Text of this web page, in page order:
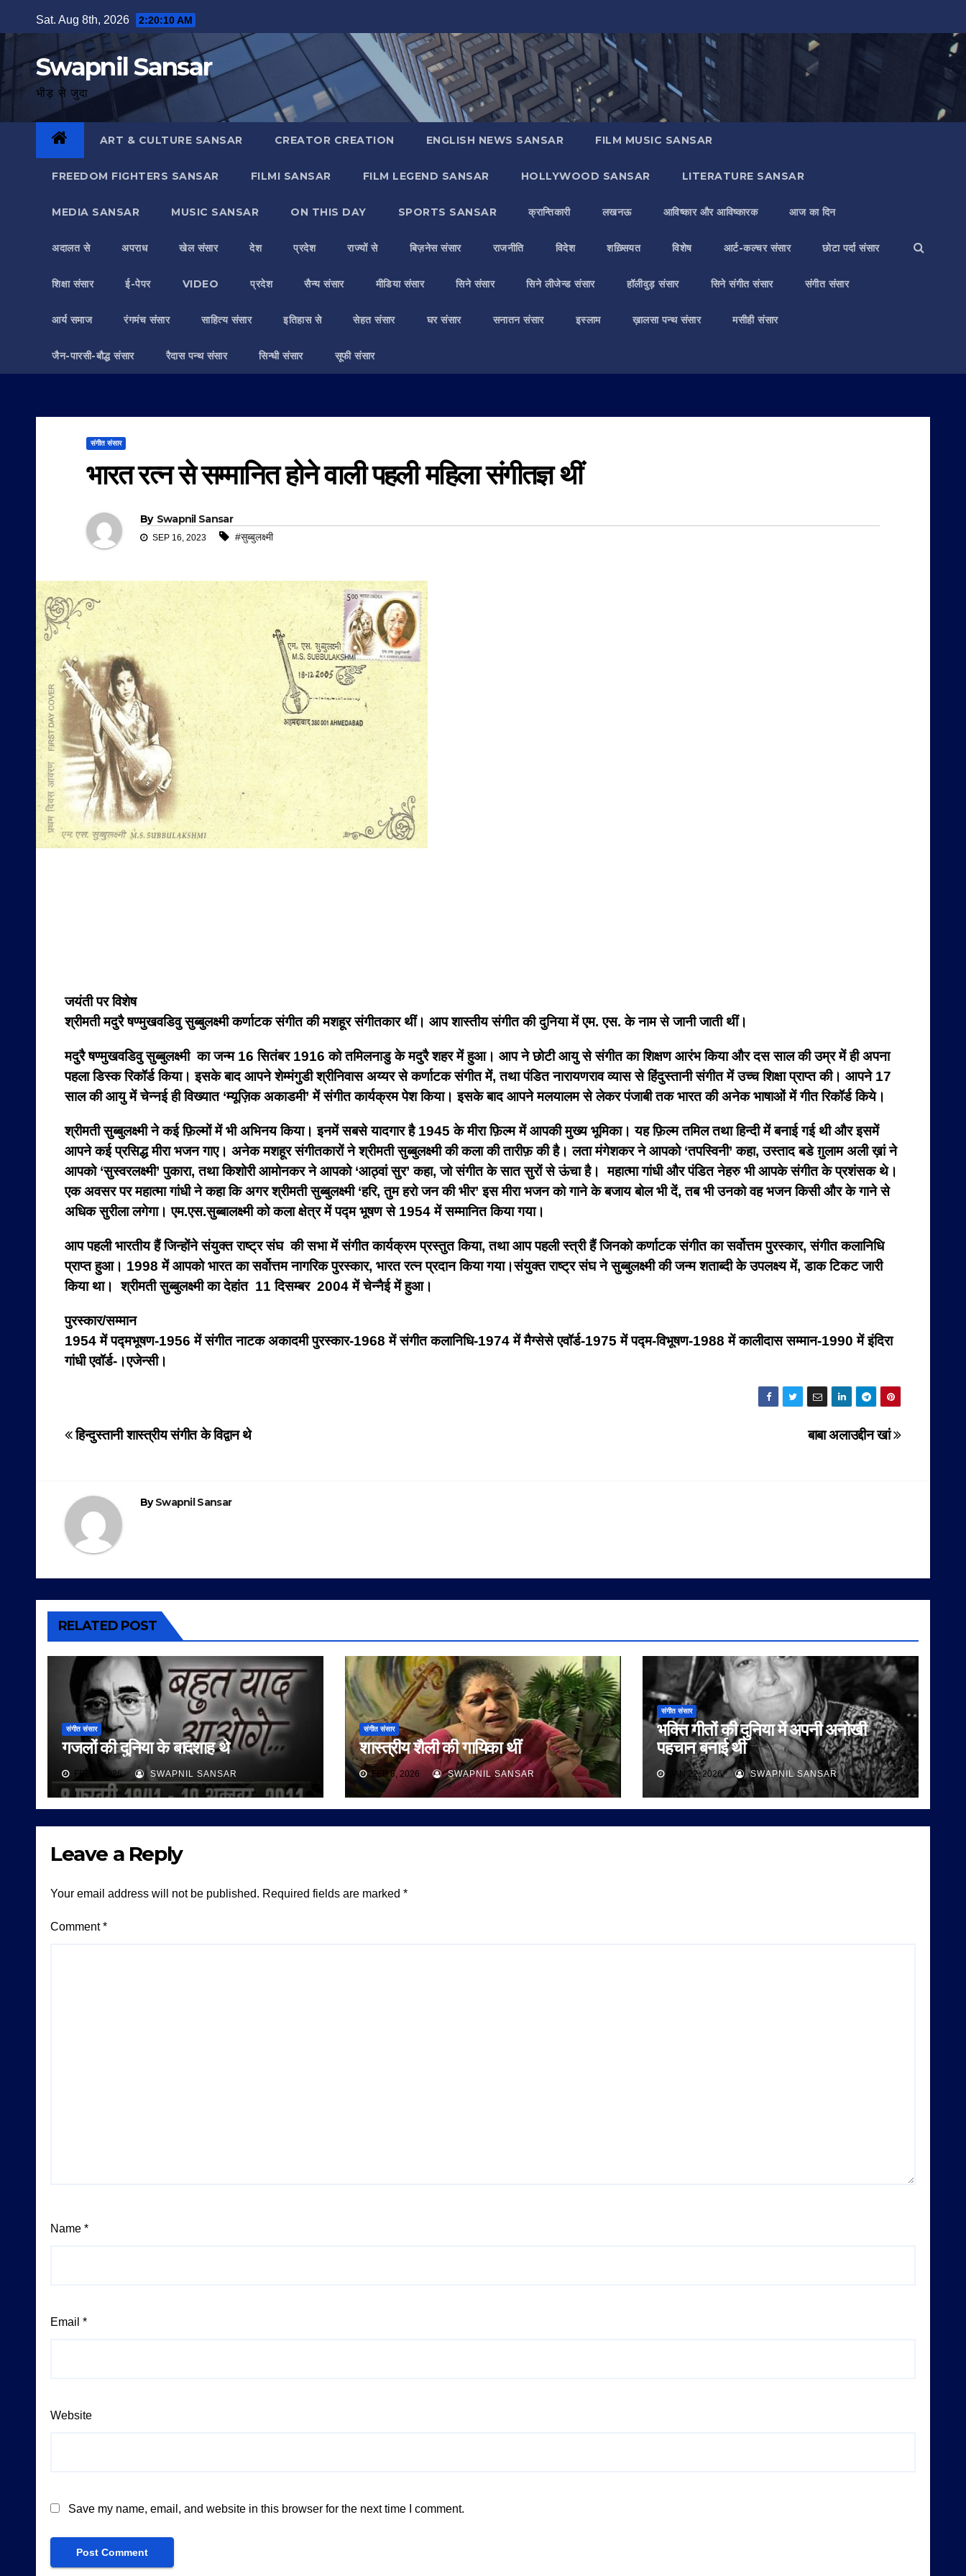
to
Sat. Aug 8th, 2026 2:20:11 AM
Swapnil Sansar
भीड़ से जुदा
ART & CULTURE SANSAR CREATOR CREATION ENGLISH NEWS SANSAR FILM MUSIC SANSAR
FREEDOM FIGHTERS SANSAR FILMI SANSAR FILM LEGEND SANSAR HOLLYWOOD SANSAR LITERATURE SANSAR
MEDIA SANSAR MUSIC SANSAR ON THIS DAY SPORTS SANSAR क्रान्तिकारी लखनऊ आविष्कार और आविष्कारक आज का दिन
अदालत से अपराध खेल संसार देश प्रदेश राज्यों से बिज़नेस संसार राजनीति विदेश शख़्सियत विशेष आर्ट-कल्चर संसार छोटा पर्दा संसार
शिक्षा संसार ई-पेपर VIDEO प्रदेश सैन्य संसार मीडिया संसार सिने संसार सिने लीजेन्ड संसार हॉलीवुड़ संसार सिने संगीत संसार संगीत संसार
आर्य समाज रंगमंच संसार साहित्य संसार इतिहास से सेहत संसार घर संसार सनातन संसार इस्लाम ख़ालसा पन्थ संसार मसीही संसार
जैन-पारसी-बौद्ध संसार रैदास पन्थ संसार सिन्धी संसार सूफी संसार
संगीत संसार
भारत रत्न से सम्मानित होने वाली पहली महिला संगीतज्ञ थीं
By Swapnil Sansar
SEP 16, 2023 #सुब्बुलक्ष्मी
जयंती पर विशेष
श्रीमती मदुरै षण्मुखवडिवु सुब्बुलक्ष्मी कर्णाटक संगीत की मशहूर संगीतकार थीं। आप शास्तीय संगीत की दुनिया में एम. एस. के नाम से जानी जाती थीं।
मदुरै षण्मुखवडिवु सुब्बुलक्ष्मी का जन्म 16 सितंबर 1916 को तमिलनाडु के मदुरै शहर में हुआ। आप ने छोटी आयु से संगीत का शिक्षण आरंभ किया और दस साल की उम्र में ही अपना
पहला डिस्क रिकॉर्ड किया। इसके बाद आपने शेम्मंगुडी श्रीनिवास अय्यर से कर्णाटक संगीत में, तथा पंडित नारायणराव व्यास से हिंदुस्तानी संगीत में उच्च शिक्षा प्राप्त की। आपने 17
साल की आयु में चेन्नई ही विख्यात ‘म्यूज़िक अकाडमी’ में संगीत कार्यक्रम पेश किया। इसके बाद आपने मलयालम से लेकर पंजाबी तक भारत की अनेक भाषाओं में गीत रिकॉर्ड किये।
श्रीमती सुब्बुलक्ष्मी ने कई फ़िल्मों में भी अभिनय किया। इनमें सबसे यादगार है 1945 के मीरा फ़िल्म में आपकी मुख्य भूमिका। यह फ़िल्म तमिल तथा हिन्दी में बनाई गई थी और इसमें
आपने कई प्रसिद्ध मीरा भजन गाए। अनेक मशहूर संगीतकारों ने श्रीमती सुब्बुलक्ष्मी की कला की तारीफ़ की है। लता मंगेशकर ने आपको ‘तपस्विनी’ कहा, उस्ताद बडे ग़ुलाम अली ख़ां ने
आपको ‘सुस्वरलक्ष्मी’ पुकारा, तथा किशोरी आमोनकर ने आपको ‘आठ्वां सुर’ कहा, जो संगीत के सात सुरों से ऊंचा है। महात्मा गांधी और पंडित नेहरु भी आपके संगीत के प्रशंसक थे।
एक अवसर पर महात्मा गांधी ने कहा कि अगर श्रीमती सुब्बुलक्ष्मी ‘हरि, तुम हरो जन की भीर’ इस मीरा भजन को गाने के बजाय बोल भी दें, तब भी उनको वह भजन किसी और के गाने से
अधिक सुरीला लगेगा। एम.एस.सुब्बालक्ष्मी को कला क्षेत्र में पद्म भूषण से 1954 में सम्मानित किया गया।
आप पहली भारतीय हैं जिन्होंने संयुक्त राष्ट्र संघ की सभा में संगीत कार्यक्रम प्रस्तुत किया, तथा आप पहली स्त्री हैं जिनको कर्णाटक संगीत का सर्वोत्तम पुरस्कार, संगीत कलानिधि
प्राप्त हुआ। 1998 में आपको भारत का सर्वोत्तम नागरिक पुरस्कार, भारत रत्न प्रदान किया गया।संयुक्त राष्ट्र संघ ने सुब्बुलक्ष्मी की जन्म शताब्दी के उपलक्ष्य में, डाक टिकट जारी
किया था।श्रीमती सुब्बुलक्ष्मी का देहांत 11 दिसम्बर 2004 में चेन्नैई में हुआ।
पुरस्कार/सम्मान
1954 में पद्मभूषण-1956 में संगीत नाटक अकादमी पुरस्कार-1968 में संगीत कलानिधि-1974 में मैग्सेसे एवॉर्ड-1975 में पद्म-विभूषण-1988 में कालीदास सम्मान-1990 में इंदिरा
गांधी एवॉर्ड- ।एजेन्सी।
Post
बाबा अलाउद्दीन खां
हिन्दुस्तानी शास्त्रीय संगीत के विद्वान थे
BySwapnil Sansar
RELATED POST
संगीत संसार
गजलों की दुनिया के बादशाह थे
FEB 8, 2026 SWAPNIL SANSAR
संगीत संसार
शास्त्रीय शैली की गायिका थीं
FEB 8, 2026 SWAPNIL SANSAR
संगीत संसार
भक्ति गीतों की दुनिया में अपनी अनोखी
पहचान बनाई थी
JAN 22, 2026 SWAPNIL SANSAR
Leave a Reply
Your email address will not be published. Required fields are marked *
Comment*
Name *
Email *
Website
Save my name, email, and website in this browser for the next time I comment.